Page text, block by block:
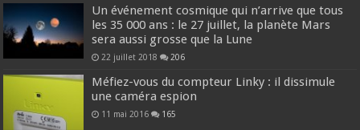
Un événement cosmique qui n’arrive que tous
les 35 000 ans : le 27 juillet, la planète Mars
sera aussi grosse que la Lune
22 juillet 2018 206
Méfiez-vous du compteur Linky : il dissimule
une caméra espion
11 mai 2016 165